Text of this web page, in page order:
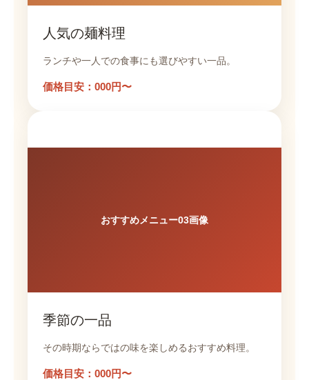
人気の麺料理
ランチや一人での食事にも選びやすい一品。
価格目安：000円〜
おすすめメニュー03画像
季節の一品
その時期ならではの味を楽しめるおすすめ料理。
価格目安：000円〜